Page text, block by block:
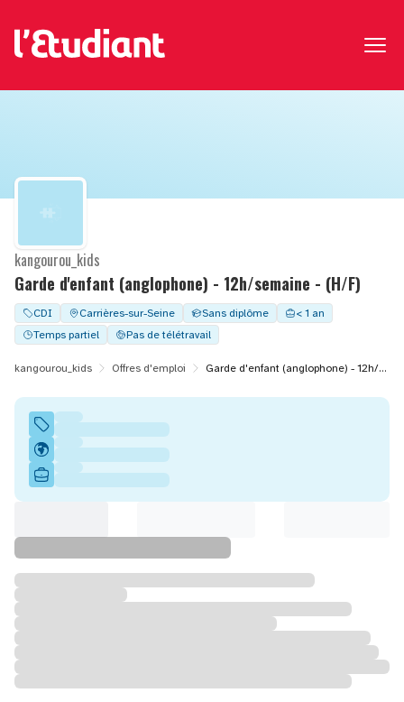
Garde d'enfant (anglophone) - 12h/semaine - (H/F)
kangourou_kids
CDI Carrières-sur-Seine Sans diplôme
< 1 an
Temps partiel
Pas de télétravail
kangourou_kids Offres d'emploi Garde d'enfant (anglophone) - 12h/semaine - (H/F)